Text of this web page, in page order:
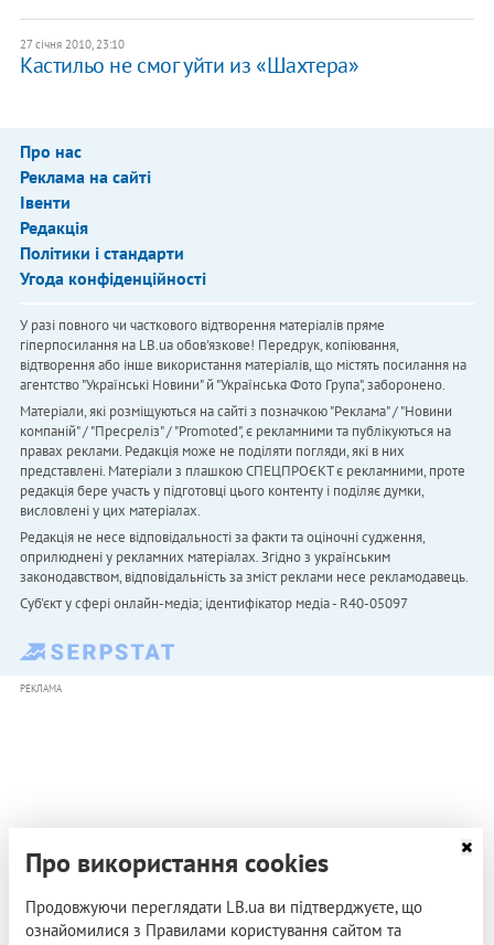
27 січня 2010, 23:10
Кастильо не смог уйти из «Шахтера»
Про нас
Реклама на сайті
Івенти
Редакція
Політики і стандарти
Угода конфіденційності
У разі повного чи часткового відтворення матеріалів пряме
гіперпосилання на LB.ua обов'язкове! Передрук, копіювання,
відтворення або інше використання матеріалів, що містять посилання на
агентство "Українськi Новини" й "Українська Фото Група", заборонено.
Матеріали, які розміщуються на сайті з позначкою "Реклама" / "Новини
компаній" / "Пресреліз" / "Promoted", є рекламними та публікуються на
правах реклами. Редакція може не поділяти погляди, які в них
представлені. Матеріали з плашкою СПЕЦПРОЄКТ є рекламними, проте
редакція бере участь у підготовці цього контенту і поділяє думки,
висловлені у цих матеріалах.
Редакція не несе відповідальності за факти та оціночні судження,
оприлюднені у рекламних матеріалах. Згідно з українським
законодавством, відповідальність за зміст реклами несе рекламодавець.
Cуб'єкт у сфері онлайн-медіа; ідентифікатор медіа - R40-05097
РЕКЛАМА
Про використання cookies
Продовжуючи переглядати LB.ua ви підтверджуєте, що
ознайомилися з Правилами користування сайтом та